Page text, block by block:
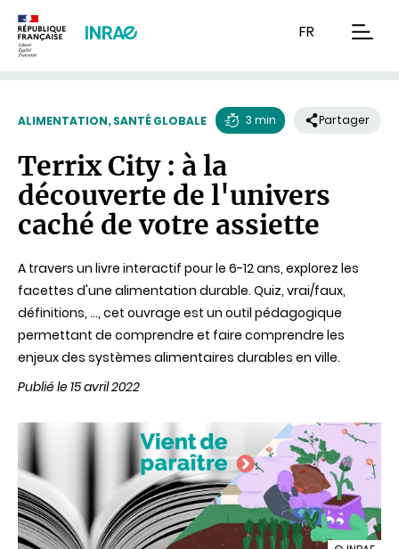
FR
ALIMENTATION, SANTÉ GLOBALE
de
lecture
3 min Partager
Terrix City : à la
découverte de l'univers
caché de votre assiette
A travers un livre interactif pour le 6-12 ans, explorez les
facettes d'une alimentation durable. Quiz, vrai/faux,
définitions, ..., cet ouvrage est un outil pédagogique
permettant de comprendre et faire comprendre les
enjeux des systèmes alimentaires durables en ville.
Publié le 15 avril 2022